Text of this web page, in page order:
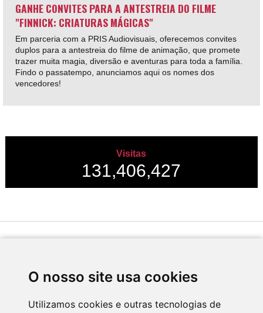
O nosso site usa cookies
Utilizamos cookies e outras tecnologias de
GANHE CONVITES PARA A ANTESTREIA DO FILME
"FINNICK: CRIATURAS MÁGICAS"
Em parceria com a PRIS Audiovisuais, oferecemos convites
duplos para a antestreia do filme de animação, que promete
trazer muita magia, diversão e aventuras para toda a família.
Findo o passatempo, anunciamos aqui os nomes dos
vencedores!
Visitas
131,406,427